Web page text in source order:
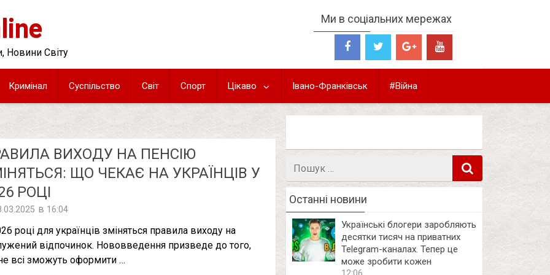
Новини Світу
Ми в соціальних мережах
Кримінал Суспільство Світ Спорт Цікаво Івано-Франківськ #Війна
ВИХОДУ НА ПЕНСІЮ
ЩО ЧЕКАЄ НА УКРАЇНЦІВ У
РОЦІ
в 16:04
році для українців зміняться правила виходу на
відпочинок. Нововведення призведе до того,
всі зможуть оформити …
Останні новини
Українські блогери заробляють
десятки тисяч на приватних
Telegram-каналах. Тепер це
може зробити кожен